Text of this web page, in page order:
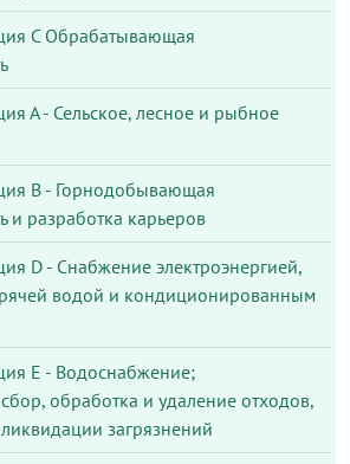
С Обрабатывающая
А - Сельское, лесное и рыбное
В - Горнодобывающая
и разработка карьеров
D - Снабжение электроэнергией,
водой и кондиционированным
Е - Водоснабжение;
обработка и удаление отходов,
загрязнений